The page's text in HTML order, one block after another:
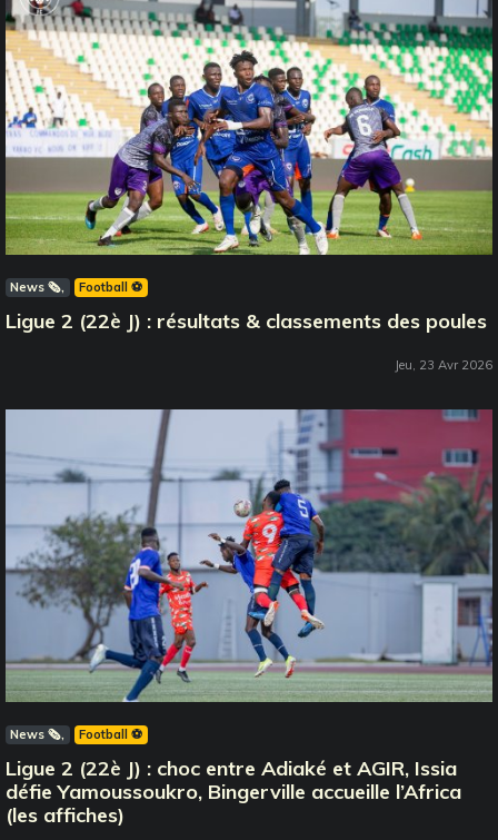
News 🗞️ Football ⚽️
Ligue 2 (22è J) : résultats & classements des poules
Jeu, 23 Avr 2026
News 🗞️ Football ⚽️
Ligue 2 (22è J) : choc entre Adiaké et AGIR, Issia
défie Yamoussoukro, Bingerville accueille l’Africa
(les affiches)